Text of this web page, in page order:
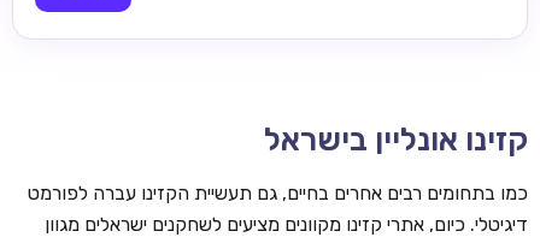
קזינו אונליין בישראל
כמו בתחומים רבים אחרים בחיים, גם תעשיית הקזינו עברה לפורמט
דיגיטלי. כיום, אתרי קזינו מקוונים מציעים לשחקנים ישראלים מגוון